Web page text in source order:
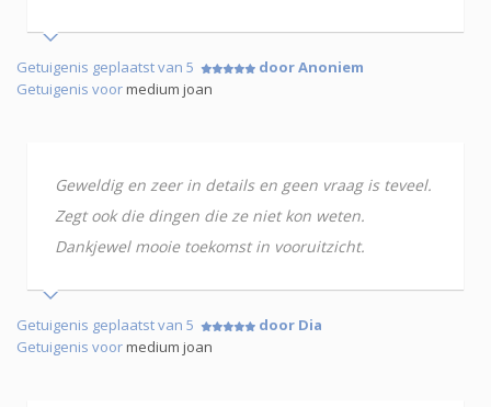
Getuigenis geplaatst van 5
door Anoniem
Getuigenis voormedium joan
Geweldig en zeer in details en geen vraag is teveel.
Zegt ook die dingen die ze niet kon weten.
Dankjewel mooie toekomst in vooruitzicht.
Getuigenis geplaatst van 5
door Dia
Getuigenis voormedium joan